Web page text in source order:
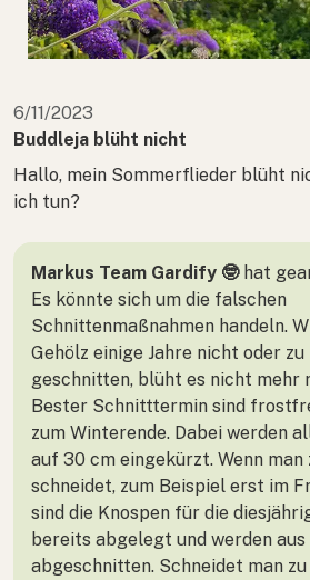
6/11/2023
Buddleja blüht nicht
Hallo, mein Sommerflieder blüht
ich tun?
Markus Team Gardify 🤓hat
Es könnte sich um die falschen
Schnittenmaßnahmen handeln.
Gehölz einige Jahre nicht oder
geschnitten, blüht es nicht mehr
Bester Schnitttermin sind
zum Winterende. Dabei werden
auf 30 cm eingekürzt. Wenn man
schneidet, zum Beispiel erst im
sind die Knospen für die
bereits abgelegt und werden aus
abgeschnitten. Schneidet man